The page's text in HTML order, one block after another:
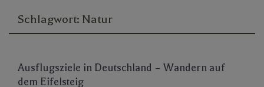
Schlagwort: Natur
Ausflugsziele in Deutschland – Wandern auf
dem Eifelsteig